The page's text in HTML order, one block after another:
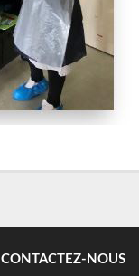
CONTACTEZ-NOUS